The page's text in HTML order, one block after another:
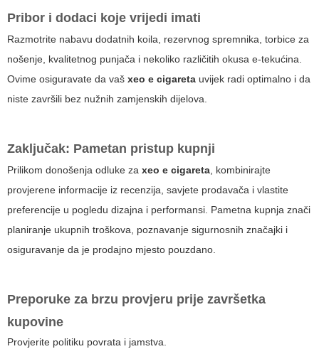
Pribor i dodaci koje vrijedi imati
Razmotrite nabavu dodatnih koila, rezervnog spremnika, torbice za
nošenje, kvalitetnog punjača i nekoliko različitih okusa e-tekućina.
Ovime osiguravate da vaš xeo e cigareta uvijek radi optimalno i da
niste završili bez nužnih zamjenskih dijelova.
Zaključak: Pametan pristup kupnji
Prilikom donošenja odluke za xeo e cigareta , kombinirajte
provjerene informacije iz recenzija, savjete prodavača i vlastite
preferencije u pogledu dizajna i performansi. Pametna kupnja znači
planiranje ukupnih troškova, poznavanje sigurnosnih značajki i
osiguravanje da je prodajno mjesto pouzdano.
Preporuke za brzu provjeru prije završetka
kupovine
Provjerite politiku povrata i jamstva.